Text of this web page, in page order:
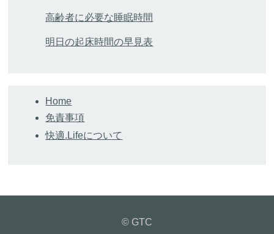
高齢者に必要な睡眠時間
明日の起床時間の早見表
Home
免責事項
快適.Lifeについて
© GTC